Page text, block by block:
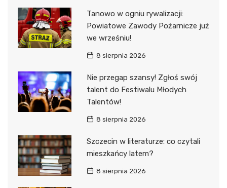
Tanowo w ogniu rywalizacji:
Powiatowe Zawody Pożarnicze już
we wrześniu!
8 sierpnia 2026
Nie przegap szansy! Zgłoś swój
talent do Festiwalu Młodych
Talentów!
8 sierpnia 2026
Szczecin w literaturze: co czytali
mieszkańcy latem?
8 sierpnia 2026